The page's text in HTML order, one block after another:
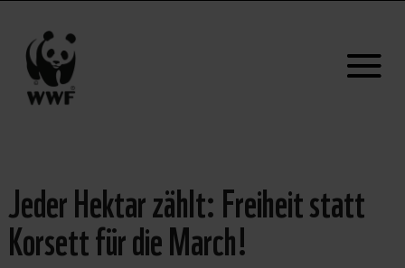
Jeder Hektar zählt: Freiheit statt
Korsett für die March!